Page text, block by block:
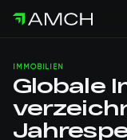
IMMOBILIEN
Globale